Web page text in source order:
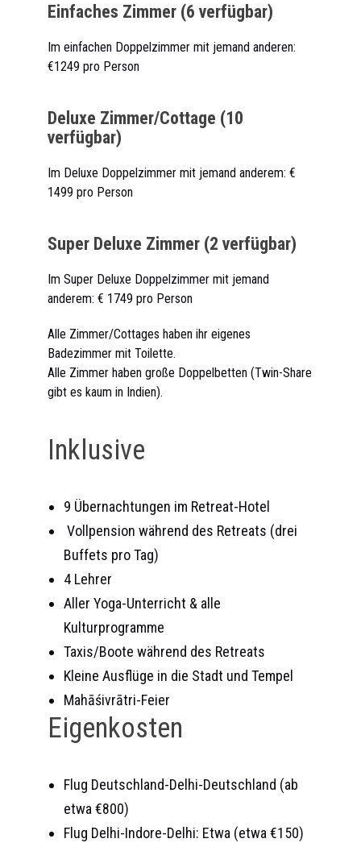
Einfaches Zimmer (6 verfügbar)
Im einfachen Doppelzimmer mit jemand anderen:
€1249 pro Person
Deluxe Zimmer/Cottage (10
verfügbar)
Im Deluxe Doppelzimmer mit jemand anderem: €
1499 pro Person
Super Deluxe Zimmer (2 verfügbar)
Im Super Deluxe Doppelzimmer mit jemand
anderem: € 1749 pro Person
Alle Zimmer/Cottages haben ihr eigenes
Badezimmer mit Toilette.
Alle Zimmer haben große Doppelbetten (Twin-Share
gibt es kaum in Indien).
Inklusive
9 Übernachtungen im Retreat-Hotel
Vollpension während des Retreats (drei
Buffets pro Tag)
4 Lehrer
Aller Yoga-Unterricht & alle
Kulturprogramme
Taxis/Boote während des Retreats
Kleine Ausflüge in die Stadt und Tempel
Mahāśivrātri-Feier
Eigenkosten
Flug Deutschland-Delhi-Deutschland (ab
etwa €800)
Flug Delhi-Indore-Delhi: Etwa (etwa €150)